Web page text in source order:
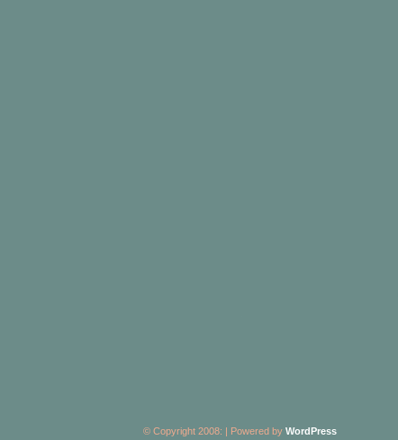
© Copyright 2008: | Powered by WordPress